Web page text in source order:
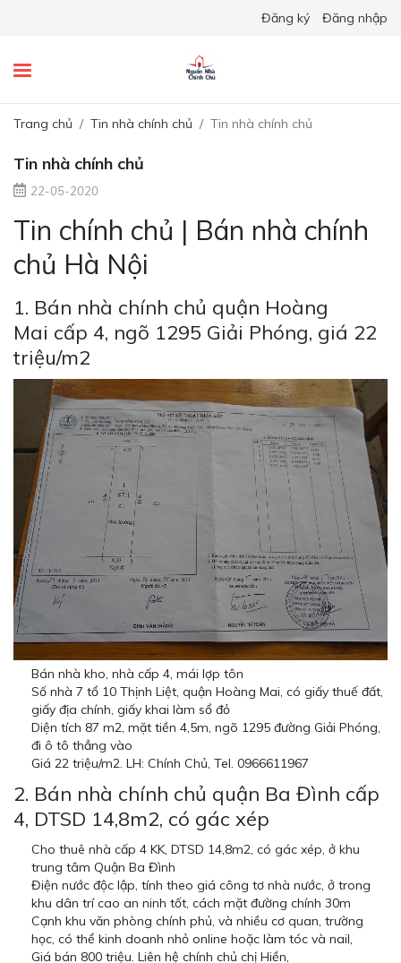
Đăng ký Đăng nhập
Trang chủ Tin nhà chính chủ Tin nhà chính chủ
Tin nhà chính chủ
22-05-2020
Tin chính chủ | Bán nhà chính
chủ Hà Nội
1. Bán nhà chính chủ quận Hoàng
Mai cấp 4, ngõ 1295 Giải Phóng, giá 22
triệu/m2
Bán nhà kho, nhà cấp 4, mái lợp tôn
Số nhà 7 tổ 10 Thịnh Liệt, quận Hoàng Mai, có giấy thuế đất,
giấy địa chính, giấy khai làm sổ đỏ
Diện tích 87 m2, mặt tiền 4,5m, ngõ 1295 đường Giải Phóng,
đi ô tô thẳng vào
Giá 22 triệu/m2. LH: Chính Chủ, Tel. 0966611967
2. Bán nhà chính chủ quận Ba Đình cấp
4, DTSD 14,8m2, có gác xép
Cho thuê nhà cấp 4 KK, DTSD 14,8m2, có gác xép, ở khu
trung tâm Quận Ba Đình
Điện nước độc lập, tính theo giá công tơ nhà nước, ở trong
khu dân trí cao an ninh tốt, cách mặt đường chính 30m
Cạnh khu văn phòng chính phủ, và nhiều cơ quan, trường
học, có thể kinh doanh nhỏ online hoặc làm tóc và nail,
Giá bán 800 triệu. Liên hệ chính chủ chị Hiền,